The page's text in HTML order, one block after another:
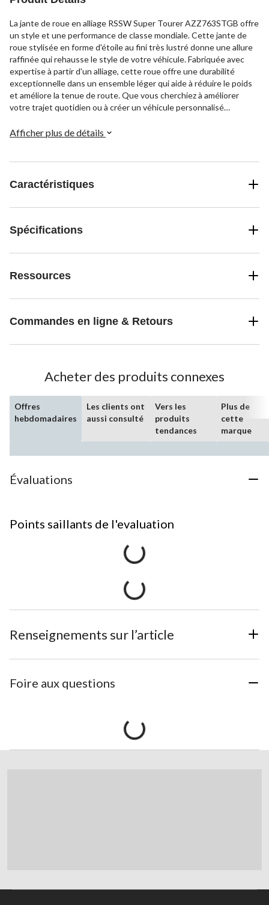
La jante de roue en alliage RSSW Super Tourer AZZ763STGB offre
un style et une performance de classe mondiale. Cette jante de
roue stylisée en forme d'étoile au fini très lustré donne une allure
raffinée qui rehausse le style de votre véhicule. Fabriquée avec
expertise à partir d'un alliage, cette roue offre une durabilité
exceptionnelle dans un ensemble léger qui aide à réduire le poids
et améliore la tenue de route. Que vous cherchiez à améliorer
votre trajet quotidien ou à créer un véhicule personnalisé
attrayante que vous recherchez dans une conception de qualité.
Afficher plus de détails
Caractéristiques
Spécifications
Ressources
Commandes en ligne & Retours
Acheter des produits connexes
Offres
hebdomadaires
Les clients ont
aussi consulté
Vers les
produits
tendances
Plus de
cette
marque
Évaluations
Points saillants de l'evaluation
Renseignements sur l’article
Foire aux questions